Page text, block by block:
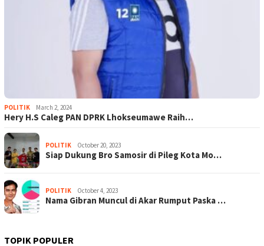
POLITIK March 2, 2024
Hery H.S Caleg PAN DPRK Lhokseumawe Raih…
POLITIK October 20, 2023
Siap Dukung Bro Samosir di Pileg Kota Mo…
POLITIK October 4, 2023
Nama Gibran Muncul di Akar Rumput Paska …
TOPIK POPULER